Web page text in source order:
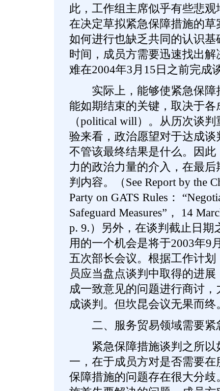
此，工作组主席似乎有些悲
在决定草拟紧急保障措施的
如何进行也缺乏共同的认识
时间，成员方需要迅速找出
难在2004年3月15日之前完成
实际上，能够使紧急保障
能如期结束的关键，取决于
（political will）。从历次谈
验来看，政治愿望对于达成
不管该最终结果是什么。因
力的政治力量的介入，在最
判内容。（See Report by the
Party on GATS Rules：
Safeguard Measures”， 14
p. 9.）另外，在谈判截止日期
用的一个机会是将于2003年9
五次部长会议。根据工作计
员应当盘点谈判中取得的进
成一致意见的问题进行商讨
成谈判。但坎昆会议无果而终
二、服务贸易领域需要紧
紧急保障措施谈判之所以
一，在于成员方对是否需要
保障措施的问题存在很大分